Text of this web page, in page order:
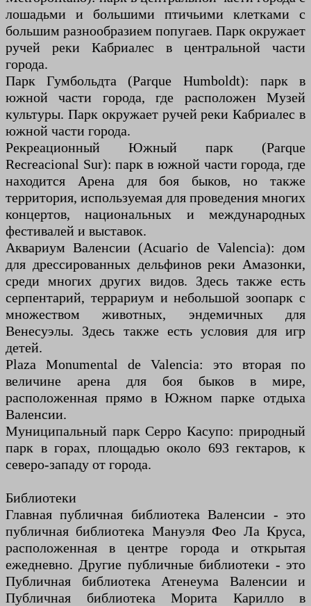
лошадьми и большими птичьими клетками с
большим разнообразием попугаев. Парк окружает
ручей реки Кабриалес в центральной части
города.
Парк Гумбольдта (Parque Humboldt): парк в
южной части города, где расположен Музей
культуры. Парк окружает ручей реки Кабриалес в
южной части города.
Рекреационный Южный парк (Parque
Recreacional Sur): парк в южной части города, где
находится Арена для боя быков, но также
территория, используемая для проведения многих
концертов, национальных и международных
фестивалей и выставок.
Аквариум Валенсии (Acuario de Valencia): дом
для дрессированных дельфинов реки Амазонки,
среди многих других видов. Здесь также есть
серпентарий, террариум и небольшой зоопарк с
множеством животных, эндемичных для
Венесуэлы. Здесь также есть условия для игр
детей.
Plaza Monumental de Valencia: это вторая по
величине арена для боя быков в мире,
расположенная прямо в Южном парке отдыха
Валенсии.
Муниципальный парк Серро Касупо: природный
парк в горах, площадью около 693 гектаров, к
северо-западу от города.
Библиотеки
Главная публичная библиотека Валенсии - это
публичная библиотека Мануэля Фео Ла Круса,
расположенная в центре города и открытая
ежедневно. Другие публичные библиотеки - это
Публичная библиотека Атенеума Валенсии и
Публичная библиотека Морита Карилло в